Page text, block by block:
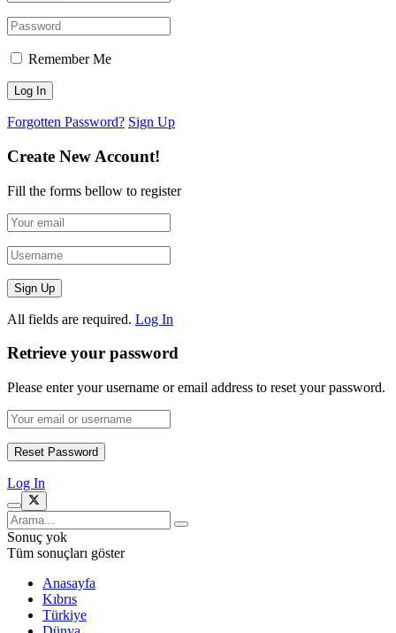
Remember Me
Forgotten Password? Sign Up
Create New Account!
Fill the forms bellow to register
All fields are required. Log In
Retrieve your password
Please enter your username or email address to reset your password.
Log In
Sonuç yok
Tüm sonuçları göster
Anasayfa
Kıbrıs
Türkiye